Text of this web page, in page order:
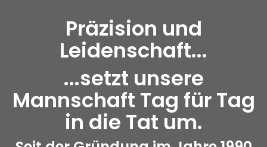
Präzision und
Leidenschaft...
...setzt unsere
Mannschaft Tag für Tag
in die Tat um.